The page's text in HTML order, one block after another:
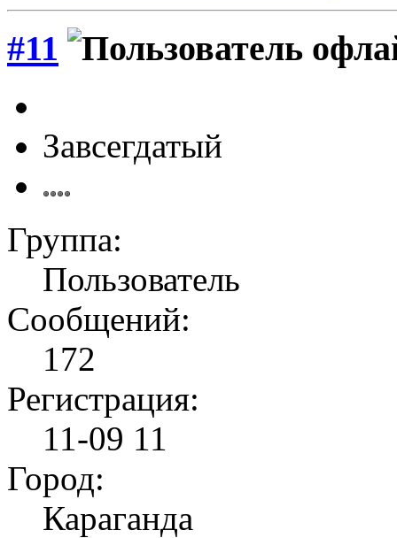
#11
Завсегдатый
Группа:
Пользователь
Сообщений:
172
Регистрация:
11-09 11
Город:
Караганда